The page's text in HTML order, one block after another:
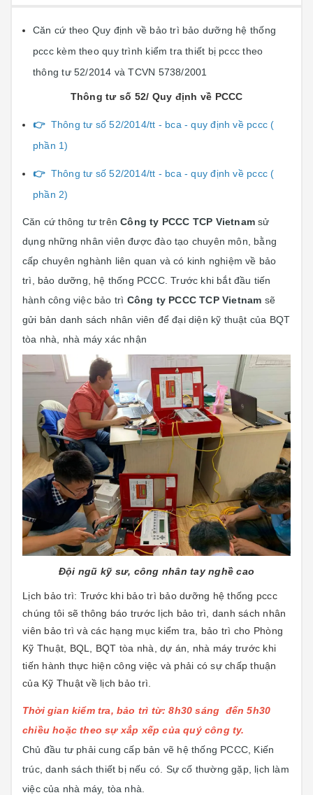
Căn cứ theo Quy định về bảo trì bảo dưỡng hệ thống
pccc kèm theo quy trình kiểm tra thiết bị pccc theo
thông tư 52/2014 và TCVN 5738/2001
Thông tư số 52/ Quy định về PCCC
👉 Thông tư số 52/2014/tt - bca - quy định về pccc (
phần 1)
👉 Thông tư số 52/2014/tt - bca - quy định về pccc (
phần 2)
Căn cứ thông tư trênCông ty PCCC TCP Vietnam sử
dụng những nhân viên được đào tạo chuyên môn, bằng
cấp chuyên nghành liên quan và có kinh nghiệm về bảo
trì, bảo dưỡng, hệ thống PCCC. Trước khi bắt đầu tiến
hành công việc bảo trì Công ty PCCC TCP Vietnam sẽ
gửi bản danh sách nhân viên để đại diện kỹ thuật của BQT
tòa nhà, nhà máy xác nhận
Đội ngũ kỹ sư, công nhân tay nghề cao
Lịch bảo trì: Trước khi bảo trì bảo dưỡng hệ thống pccc
chúng tôi sẽ thông báo trước lịch bảo trì, danh sách nhân
viên bảo trì và các hạng mục kiểm tra, bảo trì cho Phòng
Kỹ Thuật, BQL, BQT tòa nhà, dự án, nhà máy trước khi
tiến hành thực hiện công việc và phải có sự chấp thuận
của Kỹ Thuật về lịch bảo trì.
Thời gian kiểm tra, bảo trì từ: 8h30 sáng đến 5h30
chiều hoặc theo sự xắp xếp của quý công ty.
Chủ đầu tư phải cung cấp bản vẽ hệ thống PCCC, Kiến
trúc, danh sách thiết bị nếu có. Sự cố thường gặp, lịch làm
việc của nhà máy, tòa nhà.